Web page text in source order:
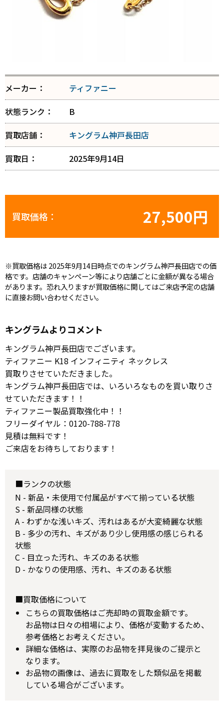
メーカー：
ティファニー
状態ランク：
B
買取店舗：
キングラム神戸長田店
買取日：
2025年9月14日
買取価格： 27,500円
※買取価格は 2025年9月14日時点でのキングラム神戸長田店での価
格です。店舗のキャンペーン等により店舗ごとに金額が異なる場合
があります。恐れ入りますが買取価格に関してはご来店予定の店舗
に直接お問い合わせください。
キングラムよりコメント
キングラム神戸長田店でございます。
ティファニー K18 インフィニティ ネックレス
買取りさせていただきました。
キングラム神戸長田店では、いろいろなものを買い取りさ
せていただきます！！
ティファニー製品買取強化中！！
フリーダイヤル：0120-788-778
見積は無料です！
ご来店をお待ちしております！
■ランクの状態
N - 新品・未使用で付属品がすべて揃っている状態
S - 新品同様の状態
A - わずかな浅いキズ、汚れはあるが大変綺麗な状態
B - 多少の汚れ、キズがあり少し使用感の感じられる
状態
C - 目立った汚れ、キズのある状態
D - かなりの使用感、汚れ、キズのある状態
■買取価格について
こちらの買取価格はご売却時の買取金額です。
お品物は日々の相場により、価格が変動するため、
参考価格とお考えください。
詳細な価格は、実際のお品物を拝見後のご提示と
なります。
お品物の画像は、過去に買取をした類似品を掲載
している場合がございます。